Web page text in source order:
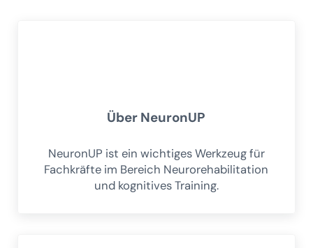
Über NeuronUP
NeuronUP ist ein wichtiges Werkzeug für
Fachkräfte im Bereich Neurorehabilitation
und kognitives Training.